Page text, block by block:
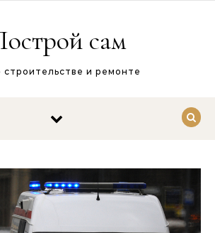
сам
строительстве и ремонте